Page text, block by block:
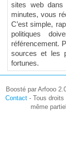
sites web dans
minutes, vous
C’est simple,
politiques
référencement.
sources et les
fortunes.
Boosté par Arfooo
Contact- Tous droits
même